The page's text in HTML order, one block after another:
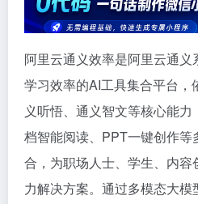
阿里云通义效率是阿里云通
学习效率的AI工具集合平台，
义听悟、通义智文等核心能
档智能阅读、PPT一键创作
合，为职场人士、学生、内
力解决方案。通过多模态大